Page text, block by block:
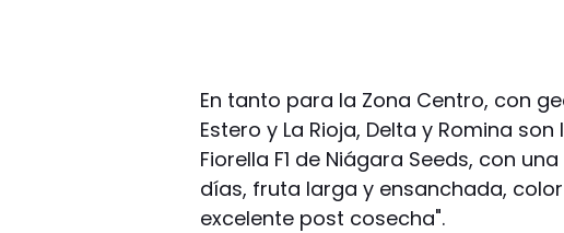
En tanto para la Zona Centro, con
Estero y La Rioja, Delta y Romina
Fiorella F1 de Niágara Seeds, con
días, fruta larga y ensanchada,
excelente post cosecha".